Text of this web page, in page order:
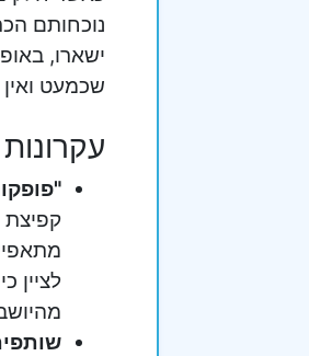
נוכחותם
ישארו,
שכמעט
קפיצת
לציין